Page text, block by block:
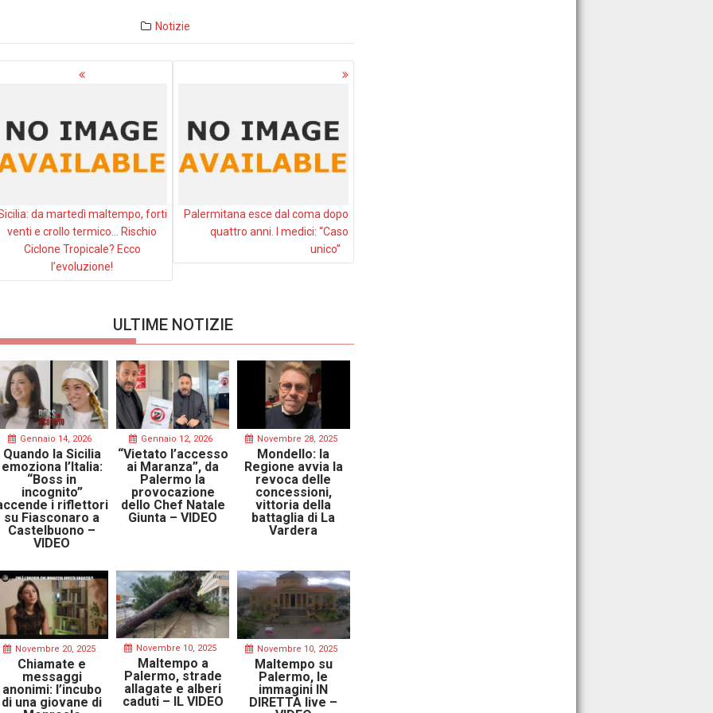
Notizie
da martedì maltempo, forti
venti e crollo termico… Rischio
Ciclone Tropicale? Ecco
l’evoluzione!
Palermitana esce dal coma dopo
quattro anni. I medici: “Caso
unico”
ULTIME NOTIZIE
Gennaio 14, 2026
Quando la Sicilia
emoziona l’Italia:
“Boss in
incognito”
i riflettori
su Fiasconaro a
Castelbuono –
VIDEO
Gennaio 12, 2026
“Vietato l’accesso
ai Maranza”, da
Palermo la
provocazione
dello Chef Natale
Giunta – VIDEO
Novembre 28, 2025
Mondello: la
Regione avvia la
revoca delle
concessioni,
vittoria della
battaglia di La
Vardera
Novembre 20, 2025
Chiamate e
messaggi
anonimi: l’incubo
di una giovane di
Novembre 10, 2025
Maltempo a
Palermo, strade
allagate e alberi
caduti – IL VIDEO
Novembre 10, 2025
Maltempo su
Palermo, le
immagini IN
DIRETTA live –